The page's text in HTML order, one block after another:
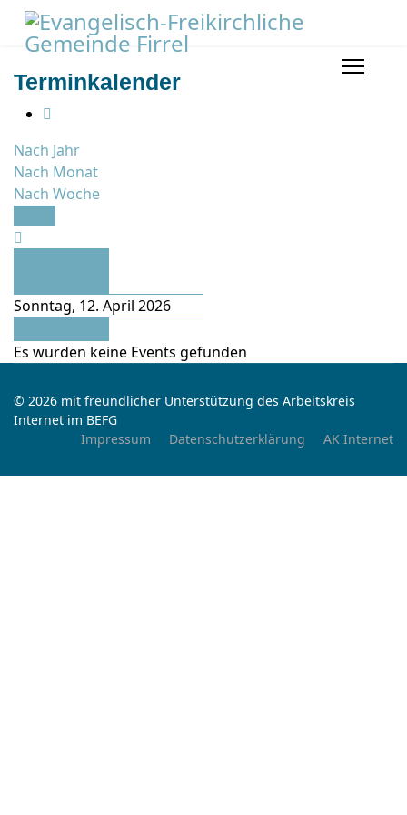
Terminkalender
Nach Jahr
Nach Monat
Nach Woche
Sonntag, 12. April 2026
Es wurden keine Events gefunden
© 2026 mit freundlicher Unterstützung des Arbeitskreis
Internet im BEFG
Impressum
Datenschutzerklärung AK Internet